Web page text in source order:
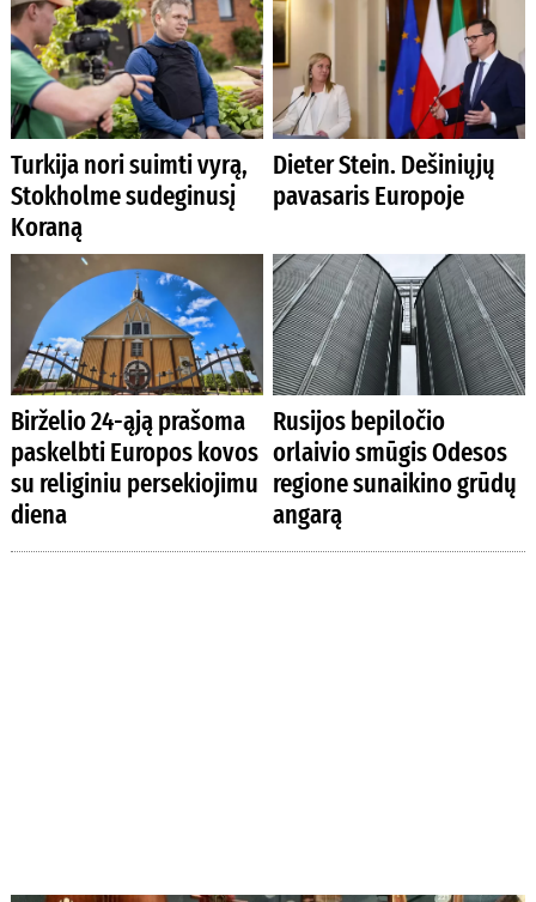
Turkija nori suimti vyrą,
Stokholme sudeginusį
Koraną
Dieter Stein. Dešiniųjų
pavasaris Europoje
Birželio 24-ąją prašoma
paskelbti Europos kovos
su religiniu persekiojimu
diena
Rusijos bepiločio
orlaivio smūgis Odesos
regione sunaikino grūdų
angarą